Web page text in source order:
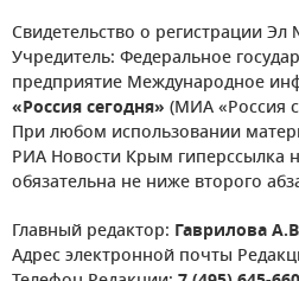
Свидетельство о регистрации
Учредитель: Федеральное
предприятие Международное
«Россия сегодня» (МИА «Россия
При любом использовании
РИА Новости Крым гиперссылка
обязательна не ниже второго
Главный редактор: Гаврилова
Адрес электронной почты